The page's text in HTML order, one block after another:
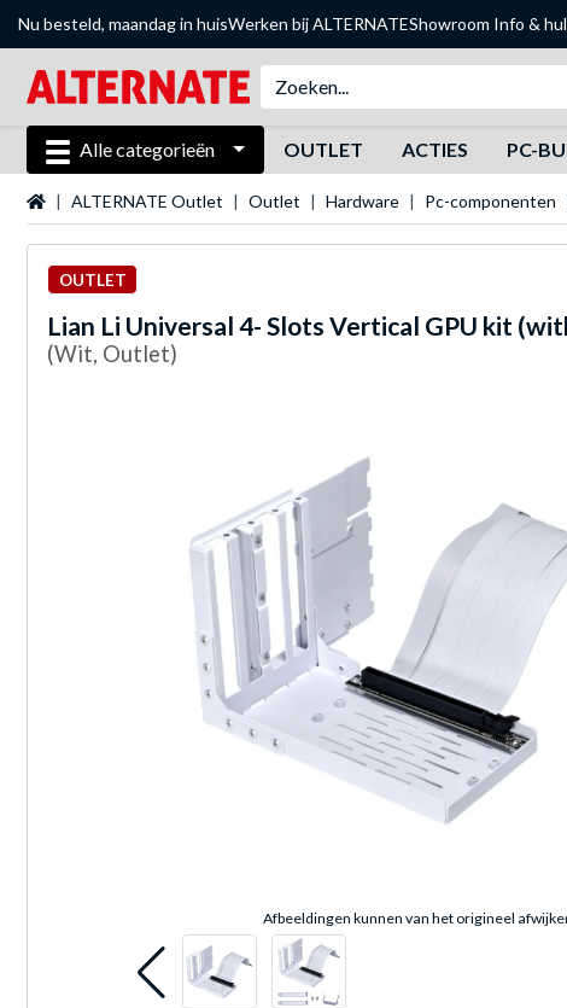
Nu besteld, maandag in huisWerken bij ALTERNATEShowroom Info &
Alle categorieën OUTLET ACTIES PC-
StartpaginaALTERNATE Outlet Outlet Hardware Pc-componenten
OUTLET
Lian Li Universal 4- Slots Vertical GPU kit
(Wit, Outlet)
Afbeeldingen kunnen van het origineel